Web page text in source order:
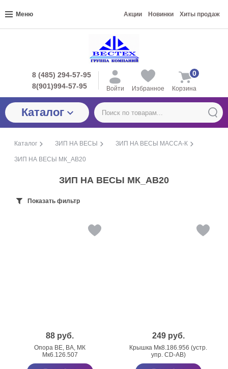
Меню Акции Новинки Хиты продаж
8 (485) 294-57-95
8(901)994-57-95
Войти Избранное Корзина
0
Каталог
Каталог ЗИП НА ВЕСЫ ЗИП НА ВЕСЫ МАССА-К
ЗИП НА ВЕСЫ МК_АВ20
ЗИП НА ВЕСЫ МК_АВ20
Показать фильтр
88 руб.
Опора ВЕ, ВА, МК
Мк6.126.507
249 руб.
Крышка Мк8.186.956 (устр.
упр. CD-АВ)